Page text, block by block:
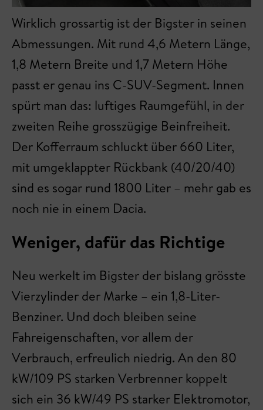
Wirklich grossartig ist der Bigster in seinen
Abmessungen. Mit rund 4,6 Metern Länge,
1,8 Metern Breite und 1,7 Metern Höhe
passt er genau ins C-SUV-Segment. Innen
spürt man das: luftiges Raumgefühl, in der
zweiten Reihe grosszügige Beinfreiheit.
Der Kofferraum schluckt über 660 Liter,
mit umgeklappter Rückbank (40/20/40)
sind es sogar rund 1800 Liter – mehr gab es
noch nie in einem Dacia.
Weniger, dafür das Richtige
Neu werkelt im Bigster der bislang grösste
Vierzylinder der Marke – ein 1,8-Liter-
Benziner. Und doch bleiben seine
Fahreigenschaften, vor allem der
Verbrauch, erfreulich niedrig. An den 80
kW/109 PS starken Verbrenner koppelt
sich ein 36 kW/49 PS starker Elektromotor,